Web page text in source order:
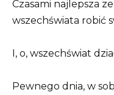
Czasami najlepsza
wszechświata robić
I, o, wszechświat
Pewnego dnia, w